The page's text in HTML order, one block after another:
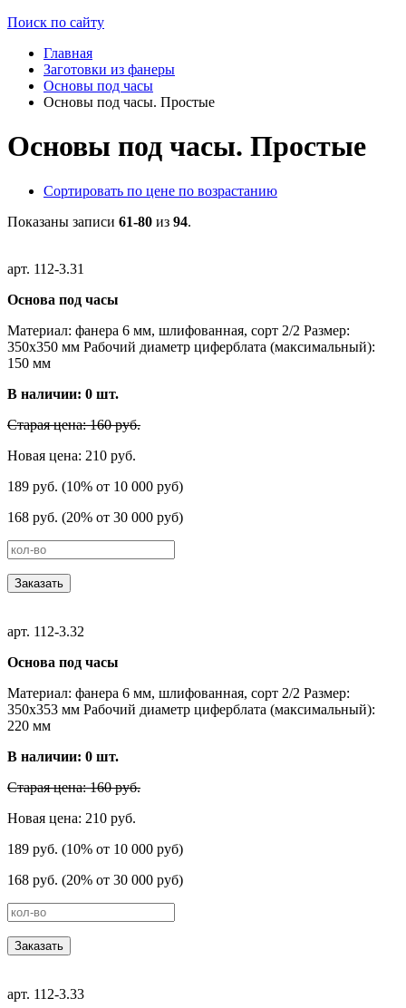
Поиск по сайту
Главная
Заготовки из фанеры
Основы под часы
Основы под часы. Простые
Основы под часы. Простые
Сортировать по цене по возрастанию
Показаны записи 61-80 из 94.
арт. 112-3.31
Основа под часы
Материал: фанера 6 мм, шлифованная, сорт 2/2 Размер:
350х350 мм Рабочий диаметр циферблата (максимальный):
150 мм
В наличии: 0 шт.
Старая цена: 160 руб.
Новая цена: 210 руб.
189 руб. (10% от 10 000 руб)
168 руб. (20% от 30 000 руб)
Заказать
арт. 112-3.32
Основа под часы
Материал: фанера 6 мм, шлифованная, сорт 2/2 Размер:
350х353 мм Рабочий диаметр циферблата (максимальный):
220 мм
В наличии: 0 шт.
Старая цена: 160 руб.
Новая цена: 210 руб.
189 руб. (10% от 10 000 руб)
168 руб. (20% от 30 000 руб)
Заказать
арт. 112-3.33